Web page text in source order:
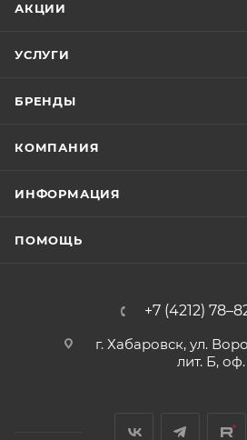
АКЦИИ
УСЛУГИ
БРЕНДЫ
КОМПАНИЯ
ИНФОРМАЦИЯ
ПОМОЩЬ
+7 (4212)
г. Хабаровск, ул.
лит. Б,